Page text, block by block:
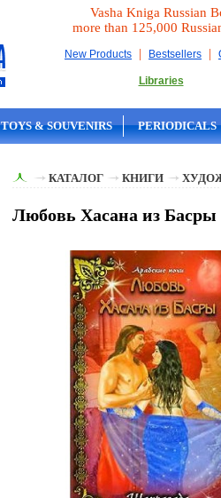
Vasha Kniga Russian
more than 125,000
New Products | Bestsellers |
Libraries
TOYS & SOUVENIRS PERIODICALS
КАТАЛОГ КНИГИ
Любовь Хасана из